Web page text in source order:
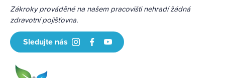
Zákroky prováděné na našem pracovišti nehradí žádná
zdravotní pojišťovna.
Sledujte nás